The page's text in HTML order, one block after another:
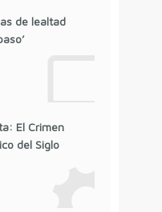
de lealtad
El Crimen
del Siglo